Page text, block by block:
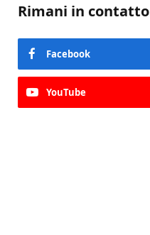
Rimani in contatto
Facebook
YouTube